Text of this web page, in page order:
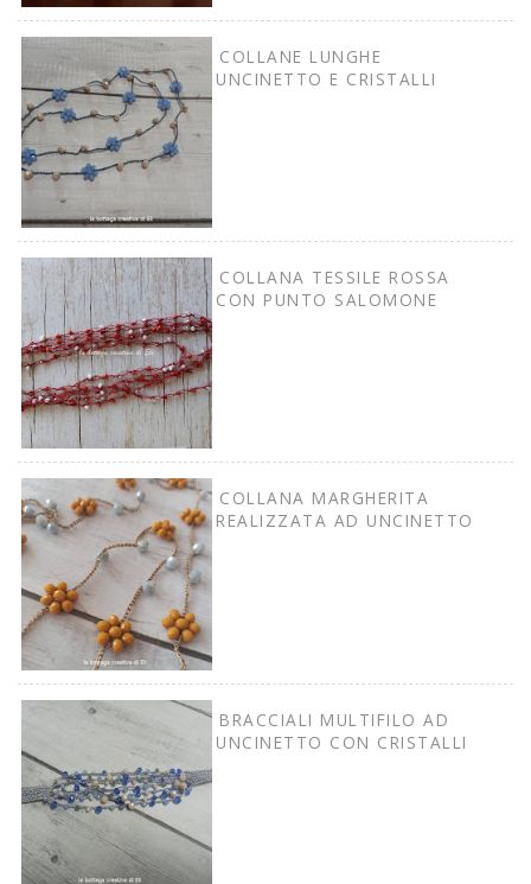
COLLANE LUNGHE
UNCINETTO E CRISTALLI
COLLANA TESSILE ROSSA
CON PUNTO SALOMONE
COLLANA MARGHERITA
REALIZZATA AD UNCINETTO
BRACCIALI MULTIFILO AD
UNCINETTO CON CRISTALLI